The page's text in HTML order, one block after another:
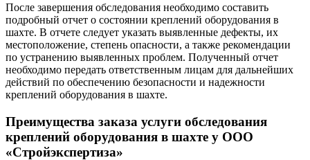
После завершения обследования необходимо составить
подробный отчет о состоянии креплений оборудования в
шахте. В отчете следует указать выявленные дефекты, их
местоположение, степень опасности, а также рекомендации
по устранению выявленных проблем. Полученный отчет
необходимо передать ответственным лицам для дальнейших
действий по обеспечению безопасности и надежности
креплений оборудования в шахте.
Преимущества заказа услуги обследования
креплений оборудования в шахте у ООО
«Стройэкспертиза»